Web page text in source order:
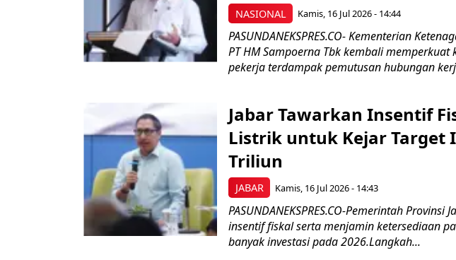
NASIONAL Kamis, 16 Jul 2026 - 14:44
PASUNDANEKSPRES.CO- Kementerian
PT HM Sampoerna Tbk kembali
pekerja terdampak pemutusan hubungan
JABAR
Jabar Tawarkan Insentif
Listrik untuk Kejar Target
Triliun
Kamis, 16 Jul 2026 - 14:43
PASUNDANEKSPRES.CO-Pemerintah
insentif fiskal serta menjamin ketersediaan
banyak investasi pada 2026.Langkah...